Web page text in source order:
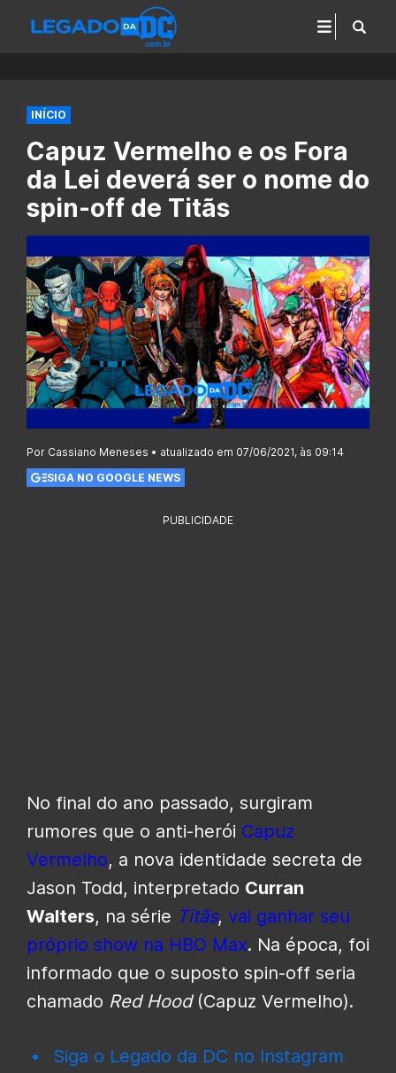
INÍCIO
Capuz Vermelho e os Fora
da Lei deverá ser o nome do
spin-off de Titãs
Por Cassiano Meneses • atualizado em 07/06/2021, às 09:14
SIGA NO GOOGLE NEWS
PUBLICIDADE
No final do ano passado, surgiram
rumores que o anti-herói Capuz
Vermelho, a nova identidade secreta de
Jason Todd, interpretado Curran
Walters, na série Titãs, vai ganhar seu
próprio show na HBO Max. Na época, foi
informado que o suposto spin-off seria
chamado Red Hood(Capuz Vermelho).
Siga o Legado da DC no Instagram